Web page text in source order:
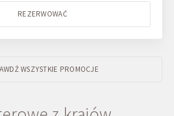
REZERWOWAĆ
WSZYSTKIE PROMOCJE